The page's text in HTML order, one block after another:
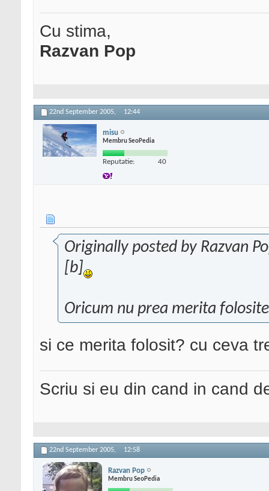
Cu stima,
Razvan Pop
22nd September 2005, 12:44
misu
Membru SeoPedia
Reputatie: 40
Originally posted by Razvan
[b]
Oricum nu prea merita
si ce merita folosit? cu ceva
Scriu si eu din cand in cand
22nd September 2005, 12:58
Razvan Pop
Membru SeoPedia